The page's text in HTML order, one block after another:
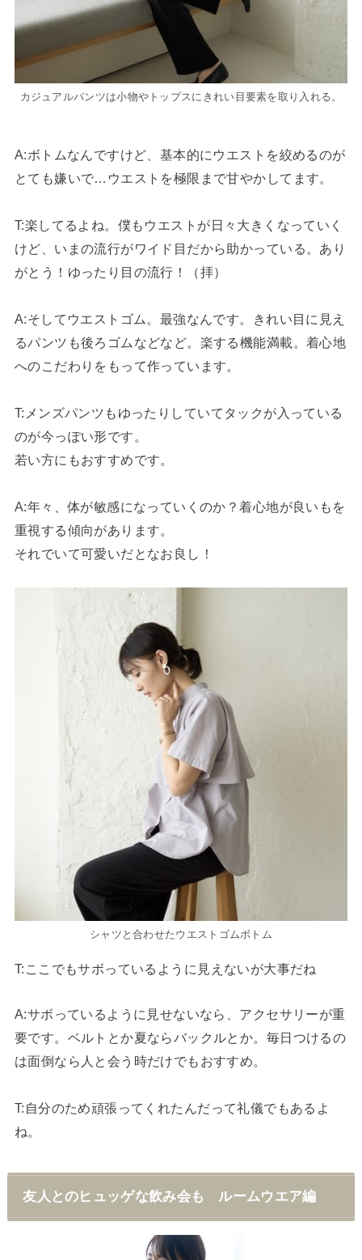
カジュアルパンツは小物やトップスにきれい目要素を取り入れる。
A:ボトムなんですけど、基本的にウエストを絞めるのが
とても嫌いで…ウエストを極限まで甘やかしてます。
T:楽してるよね。僕もウエストが日々大きくなっていく
けど、いまの流行がワイド目だから助かっている。あり
がとう！ゆったり目の流行！（拝）
A:そしてウエストゴム。最強なんです。きれい目に見え
るパンツも後ろゴムなどなど。楽する機能満載。着心地
へのこだわりをもって作っています。
T:メンズパンツもゆったりしていてタックが入っている
のが今っぽい形です。
若い方にもおすすめです。
A:年々、体が敏感になっていくのか？着心地が良いもを
重視する傾向があります。
それでいて可愛いだとなお良し！
シャツと合わせたウエストゴムボトム
T:ここでもサボっているように見えないが大事だね
A:サボっているように見せないなら、アクセサリーが重
要です。ベルトとか夏ならバックルとか。毎日つけるの
は面倒なら人と会う時だけでもおすすめ。
T:自分のため頑張ってくれたんだって礼儀でもあるよ
ね。
友人とのヒュッゲな飲み会も ルームウエア編